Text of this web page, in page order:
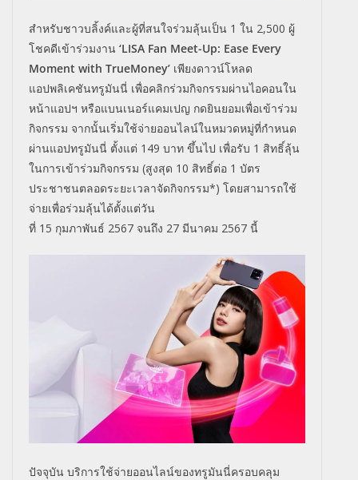
สำหรับชาวบลิ้งค์และผู้ที่สนใจร่วมลุ้นเป็น 1 ใน 2,500 ผู้
โชคดีเข้าร่วมงาน ‘LISA Fan Meet-Up: Ease Every
Moment with TrueMoney’ เพียงดาวน์โหลด
แอปพลิเคชันทรูมันนี่ เพื่อคลิกร่วมกิจกรรมผ่านไอคอนใน
หน้าแอปฯ หรือแบนเนอร์แคมเปญ กดยินยอมเพื่อเข้าร่วม
กิจกรรม จากนั้นเริ่มใช้จ่ายออนไลน์ในหมวดหมู่ที่กำหนด
ผ่านแอปทรูมันนี่ ตั้งแต่ 149 บาท ขึ้นไป เพื่อรับ 1 สิทธิ์ลุ้น
ในการเข้าร่วมกิจกรรม (สูงสุด 10 สิทธิ์ต่อ 1 บัตร
ประชาชนตลอดระยะเวลาจัดกิจกรรม*) โดยสามารถใช้
จ่ายเพื่อร่วมลุ้นได้ตั้งแต่วัน
ที่ 15 กุมภาพันธ์ 2567 จนถึง 27 มีนาคม 2567 นี้
ปัจจุบัน บริการใช้จ่ายออนไลน์ของทรูมันนี่ครอบคลุม